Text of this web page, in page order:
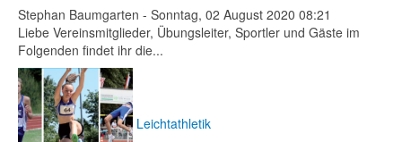
Stephan Baumgarten - Sonntag, 02 August 2020 08:21
Liebe Vereinsmitglieder, Übungsleiter, Sportler und Gäste im
Folgenden findet ihr die...
Leichtathletik